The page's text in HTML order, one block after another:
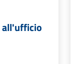
all'ufficio